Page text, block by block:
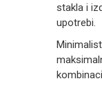
stakla i
upotrebi.